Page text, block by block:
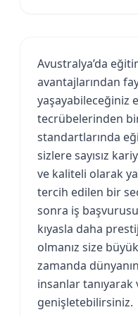
Avustralya’da
avantajlarından
yaşayabileceğiniz
tecrübelerinden
standartlarında
sizlere sayısız
ve kaliteli olarak
tercih edilen bir
sonra iş
kıyasla daha
olmanız size
zamanda
insanlar
genişletebilirsiniz.